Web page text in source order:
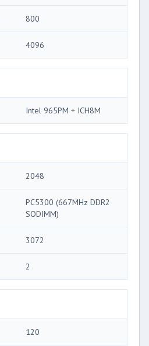
800
4096
Intel 965PM + ICH8M
2048
PC5300 (667MHz DDR2
SODIMM)
3072
2
120